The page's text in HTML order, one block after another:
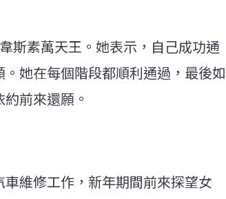
斯素萬天王。她表示，自己成功通
她在每個階段都順利通過，最後如
前來還願。
維修工作，新年期間前來探望女